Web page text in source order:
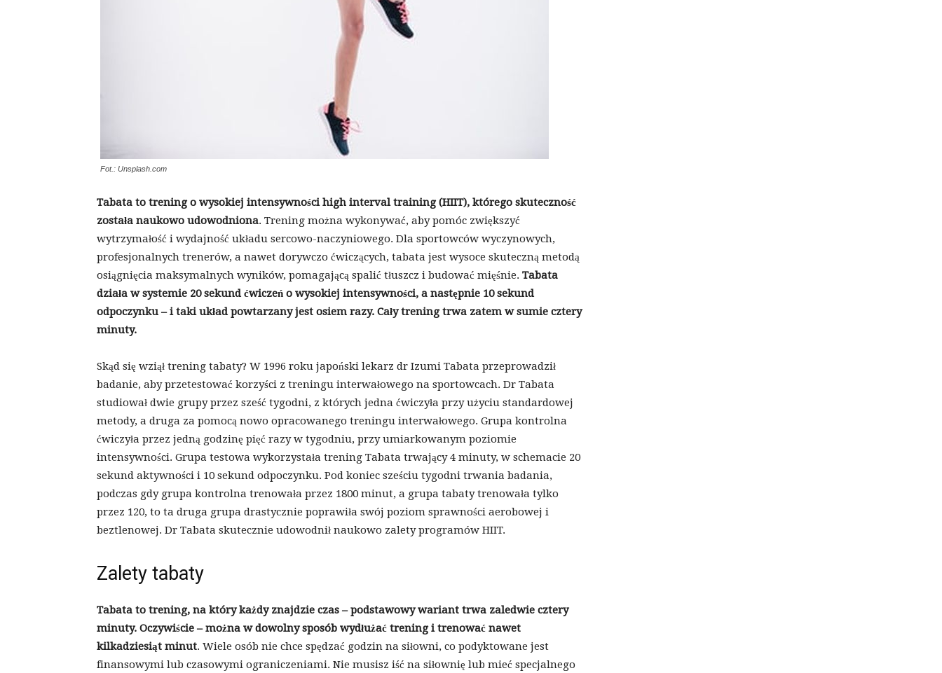
Fot.: Unsplash.com
Tabata to trening o wysokiej intensywności high interval training (HIIT), którego skuteczność
została naukowo udowodniona. Trening można wykonywać, aby pomóc zwiększyć
wytrzymałość i wydajność układu sercowo-naczyniowego. Dla sportowców wyczynowych,
profesjonalnych trenerów, a nawet dorywczo ćwiczących, tabata jest wysoce skuteczną metodą
osiągnięcia maksymalnych wyników, pomagającą spalić tłuszcz i budować mięśnie. Tabata
działa w systemie 20 sekund ćwiczeń o wysokiej intensywności, a następnie 10 sekund
odpoczynku – i taki układ powtarzany jest osiem razy. Cały trening trwa zatem w sumie cztery
minuty.
Skąd się wziął trening tabaty? W 1996 roku japoński lekarz dr Izumi Tabata przeprowadził
badanie, aby przetestować korzyści z treningu interwałowego na sportowcach. Dr Tabata
studiował dwie grupy przez sześć tygodni, z których jedna ćwiczyła przy użyciu standardowej
metody, a druga za pomocą nowo opracowanego treningu interwałowego. Grupa kontrolna
ćwiczyła przez jedną godzinę pięć razy w tygodniu, przy umiarkowanym poziomie
intensywności. Grupa testowa wykorzystała trening Tabata trwający 4 minuty, w schemacie 20
sekund aktywności i 10 sekund odpoczynku. Pod koniec sześciu tygodni trwania badania,
podczas gdy grupa kontrolna trenowała przez 1800 minut, a grupa tabaty trenowała tylko
przez 120, to ta druga grupa drastycznie poprawiła swój poziom sprawności aerobowej i
beztlenowej. Dr Tabata skutecznie udowodnił naukowo zalety programów HIIT.
Zalety tabaty
Tabata to trening, na który każdy znajdzie czas – podstawowy wariant trwa zaledwie cztery
minuty. Oczywiście – można w dowolny sposób wydłużać trening i trenować nawet
kilkadziesiąt minut. Wiele osób nie chce spędzać godzin na siłowni, co podyktowane jest
finansowymi lub czasowymi ograniczeniami. Nie musisz iść na siłownię lub mieć specjalnego